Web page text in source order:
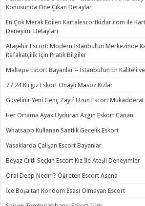
Konusunda Öne Çıkan Detaylar
En Çok Merak Edilen Kartalescortkizlar.com ile
Deneyimi Detayları
Ataşehir Escort: Modern İstanbul’un Merkezinde
Refakatçilik İçin Pratik Bilgiler
Maltepe Escort Bayanlar – İstanbul’un En Kaliteli
7 / 24 Kırgız Eskort Onaylı Masöz Kızlar
Güvelinir Yeni Genç Zayıf Uzun Escort Mukadderat
Her Ortama Ayak Uyduran Azgın Eskort Canan
Whatsapp Kullanan Saatlik Gecelik Eskort
Yasaklarda Çalışan Escort Bayanlar
Beyaz Ciltli Seçkin Escort Kız İle Ateşli Deneyimler
Oral Deep Nedir ? Öğreten Escort Asena
İçe Boşaltan Kondom Esası Olmayan Escort